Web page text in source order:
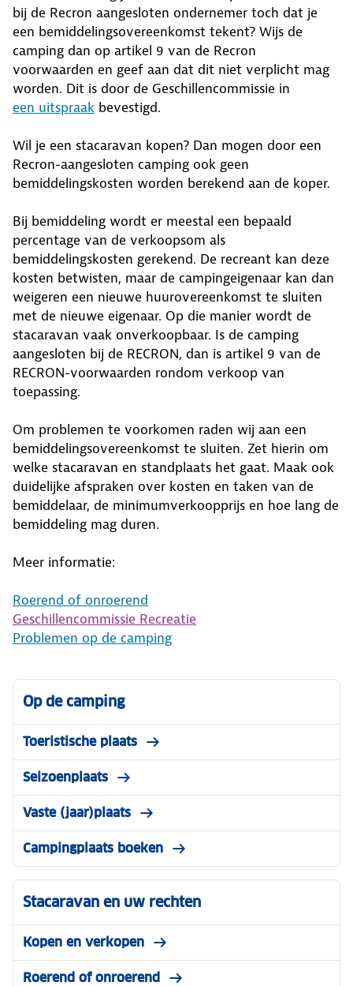
bij de Recron aangesloten ondernemer toch dat je
een bemiddelingsovereenkomst tekent? Wijs de
camping dan op artikel 9 van de Recron
voorwaarden en geef aan dat dit niet verplicht mag
worden. Dit is door de Geschillencommissie in
een uitspraak bevestigd.
Wil je een stacaravan kopen? Dan mogen door een
Recron-aangesloten camping ook geen
bemiddelingskosten worden berekend aan de koper.
Bij bemiddeling wordt er meestal een bepaald
percentage van de verkoopsom als
bemiddelingskosten gerekend. De recreant kan deze
kosten betwisten, maar de campingeigenaar kan dan
weigeren een nieuwe huurovereenkomst te sluiten
met de nieuwe eigenaar. Op die manier wordt de
stacaravan vaak onverkoopbaar. Is de camping
aangesloten bij de RECRON, dan is artikel 9 van de
RECRON-voorwaarden rondom verkoop van
toepassing.
Om problemen te voorkomen raden wij aan een
bemiddelingsovereenkomst te sluiten. Zet hierin om
welke stacaravan en standplaats het gaat. Maak ook
duidelijke afspraken over kosten en taken van de
bemiddelaar, de minimumverkoopprijs en hoe lang de
bemiddeling mag duren.
Meer informatie:
Roerend of onroerend
Geschillencommissie Recreatie
Problemen op de camping
Op de camping
Toeristische plaats
Seizoenplaats
Vaste (jaar)plaats
Campingplaats boeken
Stacaravan en uw rechten
Kopen en verkopen
Roerend of onroerend